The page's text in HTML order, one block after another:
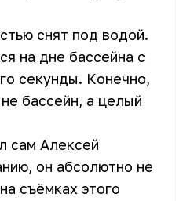
снят под водой.
на дне бассейна с
секунды. Конечно,
бассейн, а целый
сам Алексей
он абсолютно не
съёмках этого